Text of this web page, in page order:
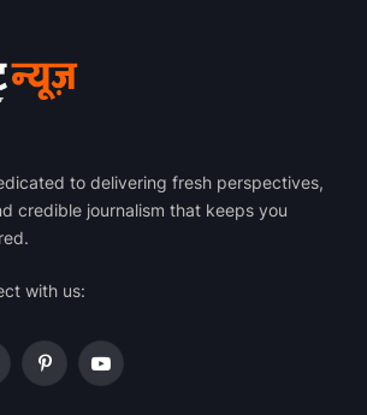
to delivering fresh perspectives,
credible journalism that keeps you
with us:
PinterestYouTube